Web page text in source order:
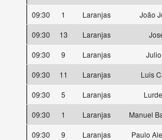
09:30
1 Laranjas
João
09:30
13 Laranjas
09:30
9 Laranjas
09:30
11 Laranjas
Luis
09:30
5 Laranjas
09:30
1 Laranjas
Manuel
09:30
9 Laranjas
Paulo